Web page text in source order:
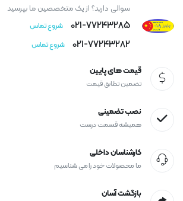
سوالی دارید؟ از یک متخصصین ما بپرسید
021-77243285 شروع تماس
021-77243282 شروع تماس
قیمت های پایین
تضمین تطابق قیمت
نصب تضمینی
همیشه قسمت درست
کارشناسان داخلی
ما محصولات خود را می شناسیم
بازگشت آسان